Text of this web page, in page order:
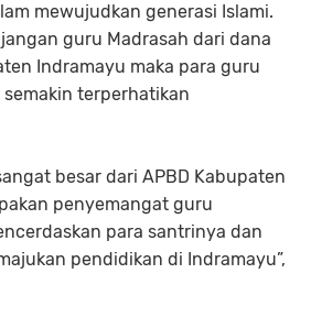
mewujudkan generasi Islami.
guru Madrasah dari dana
Indramayu maka para guru
terperhatikan
besar dari APBD Kabupaten
penyemangat guru
para santrinya dan
pendidikan di Indramayu”,